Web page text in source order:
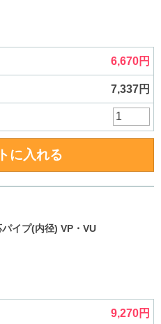
6,670円
7,337円
イプ(内径) VP・VU
9,270円